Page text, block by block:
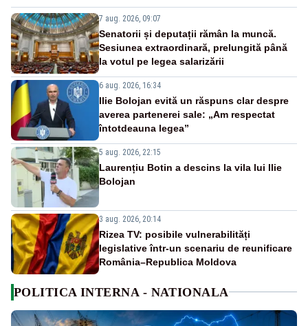
7 aug. 2026, 09:07
Senatorii și deputații rămân la muncă.
Sesiunea extraordinară, prelungită până
la votul pe legea salarizării
6 aug. 2026, 16:34
Ilie Bolojan evită un răspuns clar despre
averea partenerei sale: „Am respectat
întotdeauna legea”
5 aug. 2026, 22:15
Laurențiu Botin a descins la vila lui Ilie
Bolojan
3 aug. 2026, 20:14
Rizea TV: posibile vulnerabilități
legislative într-un scenariu de reunificare
România–Republica Moldova
POLITICA INTERNA - NATIONALA